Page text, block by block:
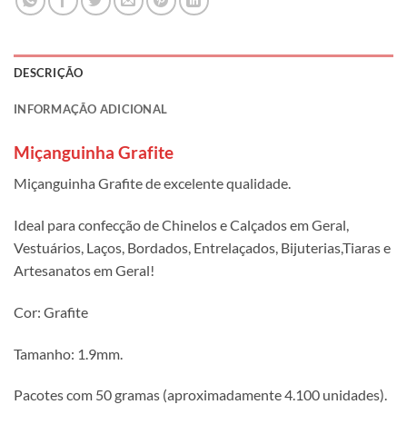
DESCRIÇÃO
INFORMAÇÃO ADICIONAL
Miçanguinha Grafite
Miçanguinha Grafite de excelente qualidade.
Ideal para confecção de Chinelos e Calçados em Geral,
Vestuários, Laços, Bordados, Entrelaçados, Bijuterias,Tiaras e
Artesanatos em Geral!
Cor: Grafite
Tamanho: 1.9mm.
Pacotes com 50 gramas (aproximadamente 4.100 unidades).